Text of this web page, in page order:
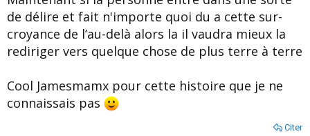
de délire et fait n'importe quoi du a cette sur-
croyance de l’au-delà alors la il vaudra mieux la
rediriger vers quelque chose de plus terre à terre
Cool Jamesmamx pour cette histoire que je ne
connaissais pas
Citer